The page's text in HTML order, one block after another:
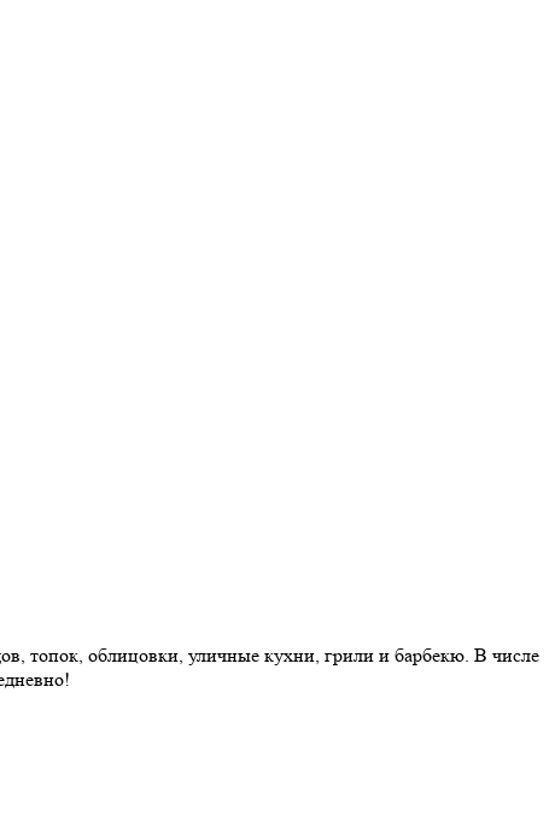
топок, облицовки, уличные кухни, грили и барбекю. В числе